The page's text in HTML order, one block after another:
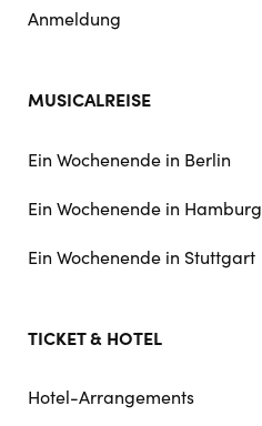
Anmeldung
MUSICALREISE
Ein Wochenende in Berlin
Ein Wochenende in Hamburg
Ein Wochenende in Stuttgart
TICKET & HOTEL
Hotel-Arrangements